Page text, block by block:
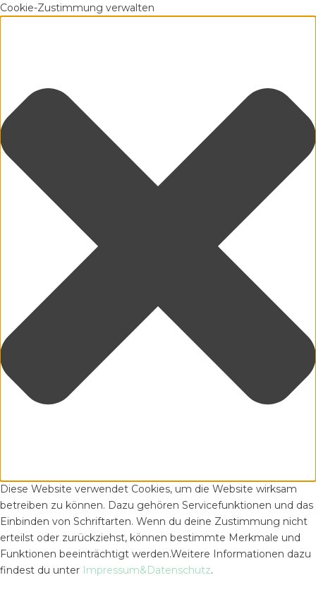
Cookie-Zustimmung verwalten
Diese Website verwendet Cookies, um die Website wirksam
betreiben zu können. Dazu gehören Servicefunktionen und das
Einbinden von Schriftarten. Wenn du deine Zustimmung nicht
erteilst oder zurückziehst, können bestimmte Merkmale und
Funktionen beeinträchtigt werden.Weitere Informationen dazu
findest du unter Impressum&Datenschutz.